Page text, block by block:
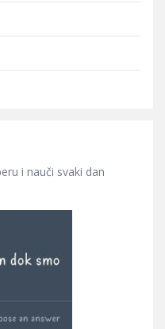
i nauči svaki dan